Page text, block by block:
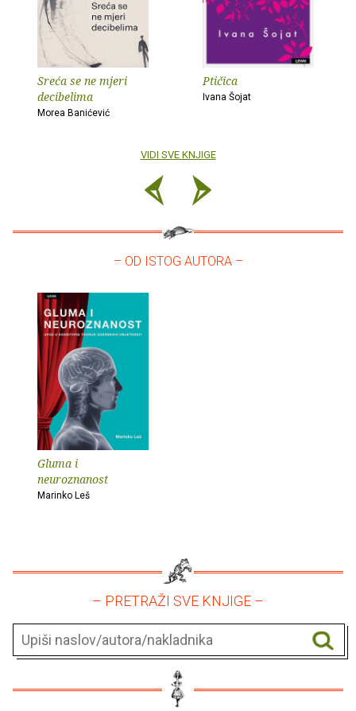
Sreća se ne mjeri
decibelima
Morea Banićević
Ptičica
Ivana Šojat
VIDI SVE KNJIGE
– OD ISTOG AUTORA –
Gluma i
neuroznanost
Marinko Leš
– PRETRAŽI SVE KNJIGE –